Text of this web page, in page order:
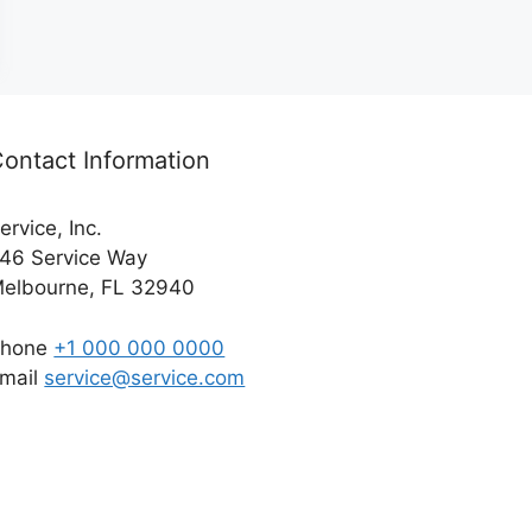
Information
Inc.
Service Way
FL 32940
+1 000 000 0000
service@service.com